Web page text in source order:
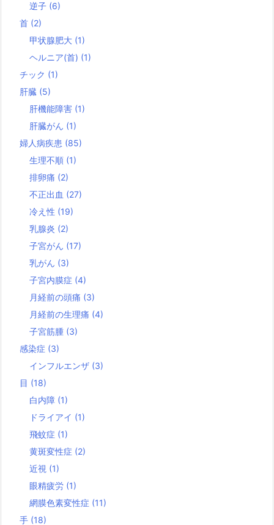
逆子 (6)
首 (2)
甲状腺肥大 (1)
ヘルニア(首) (1)
チック (1)
肝臓 (5)
肝機能障害 (1)
肝臓がん (1)
婦人病疾患 (85)
生理不順 (1)
排卵痛 (2)
不正出血 (27)
冷え性 (19)
乳腺炎 (2)
子宮がん (17)
乳がん (3)
子宮内膜症 (4)
月経前の頭痛 (3)
月経前の生理痛 (4)
子宮筋腫 (3)
感染症 (3)
インフルエンザ (3)
目 (18)
白内障 (1)
ドライアイ (1)
飛蚊症 (1)
黄斑変性症 (2)
近視 (1)
眼精疲労 (1)
網膜色素変性症 (11)
手 (18)